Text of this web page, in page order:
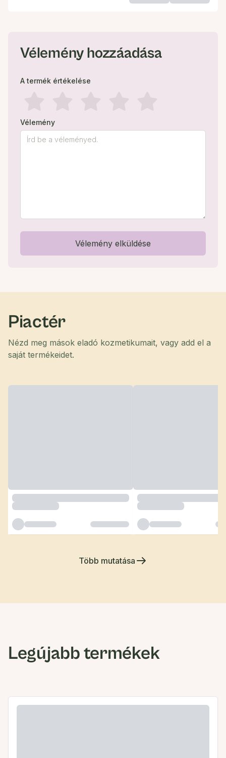
Vélemény hozzáadása
A termék értékelése
Vélemény
Vélemény elküldése
Piactér
Nézd meg mások eladó kozmetikumait, vagy add el a
saját termékeidet.
Több mutatása
Legújabb termékek